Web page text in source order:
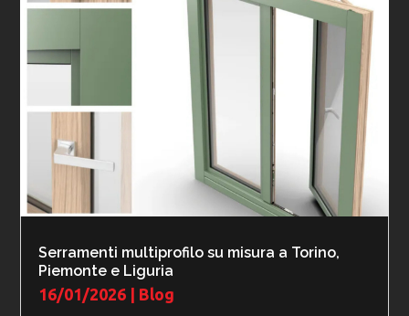
Serramenti multiprofilo su misura a Torino,
Piemonte e Liguria
16/01/2026 | Blog